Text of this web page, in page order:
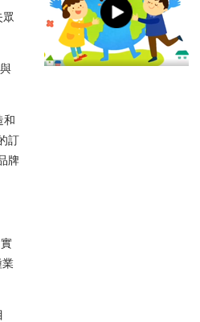
和
訂
牌
業